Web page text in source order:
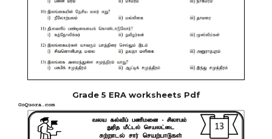
Grade 5 ERA worksheets Pdf